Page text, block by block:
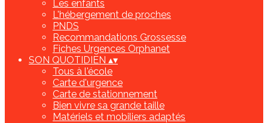
Les enfants
L'hébergement de proches
PNDS
Recommandations Grossesse
Fiches Urgences Orphanet
SON QUOTIDIEN ▴▾
Tous à l'école
Carte d'urgence
Carte de stationnement
Bien vivre sa grande taille
Matériels et mobiliers adaptés